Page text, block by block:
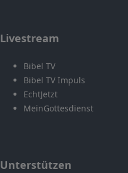
Livestream
Bibel TV
Bibel TV Impuls
EchtJetzt
MeinGottesdienst
Unterstützen